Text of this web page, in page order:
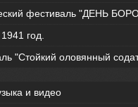
фестиваль "ДЕНЬ
год.
"Стойкий оловянный
и видео